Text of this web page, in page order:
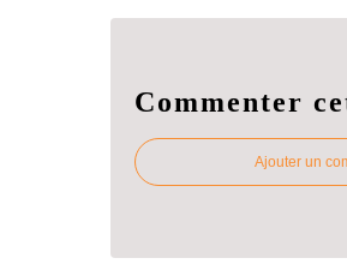
Commenter
Ajouter un